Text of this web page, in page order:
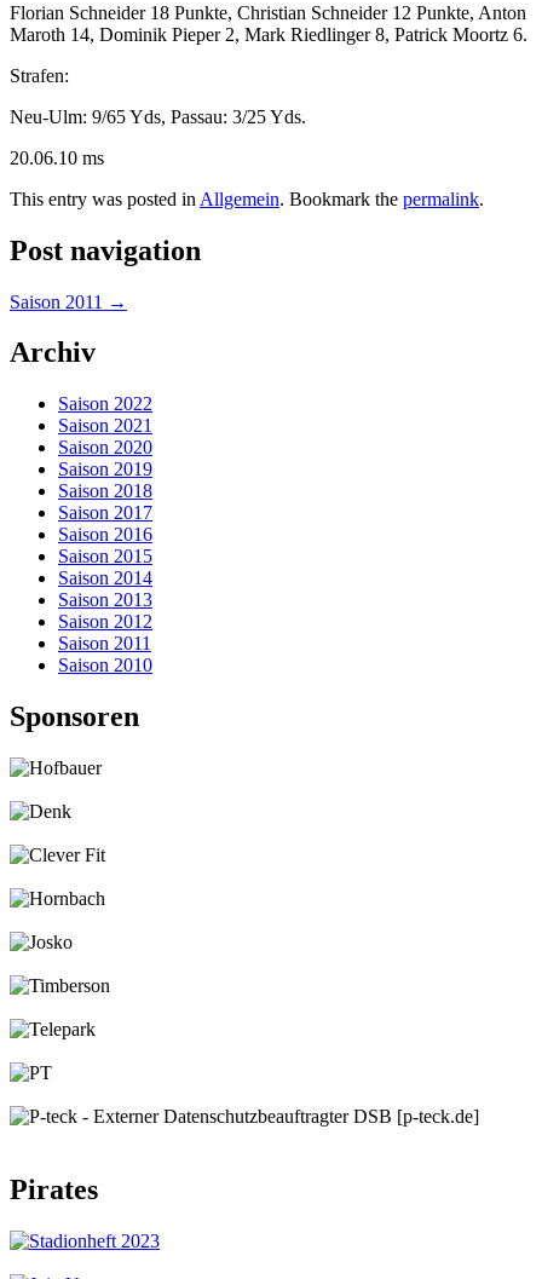
Florian Schneider 18 Punkte, Christian Schneider 12 Punkte, Anton
Maroth 14, Dominik Pieper 2, Mark Riedlinger 8, Patrick Moortz 6.
Strafen:
Neu-Ulm: 9/65 Yds, Passau: 3/25 Yds.
20.06.10 ms
This entry was posted in Allgemein. Bookmark the permalink.
Post navigation
Saison 2011 →
Archiv
Saison 2022
Saison 2021
Saison 2020
Saison 2019
Saison 2018
Saison 2017
Saison 2016
Saison 2015
Saison 2014
Saison 2013
Saison 2012
Saison 2011
Saison 2010
Sponsoren
Pirates